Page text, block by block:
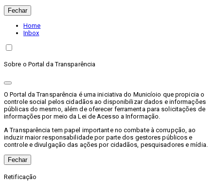
Fechar
Home
Inbox
Sobre o Portal da Transparência
O Portal da Transparência é uma iniciativa do Municíoio que propicia o
controle social pelos cidadãos ao disponibilizar dados e informações
públicas do mesmo, além de oferecer ferramenta para solicitações de
informações por meio da Lei de Acesso a Informação.
A Transparência tem papel importante no combate à corrupção, ao
induzir maior responsabilidade por parte dos gestores públicos e
controle e divulgação das ações por cidadãos, pesquisadores e mídia.
Fechar
Retificação